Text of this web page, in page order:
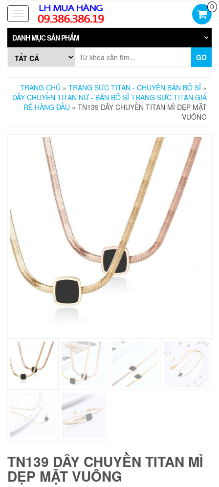
Skip
the
content
Toggle
navigation
0
DANH MỤC SẢN PHẨM
GO
TRANG CHỦ » TRANG SỨC TITAN - CHUYÊN BÁN BỎ SỈ »
DÂY CHUYỀN TITAN NỮ - BÁN BỎ SỈ TRANG SỨC TITAN GIÁ
RẺ HÀNG ĐẦU » TN139 DÂY CHUYỀN TITAN MÌ DẸP MẶT
VUÔNG
TN139 DÂY CHUYỀN TITAN MÌ
DẸP MẶT VUÔNG